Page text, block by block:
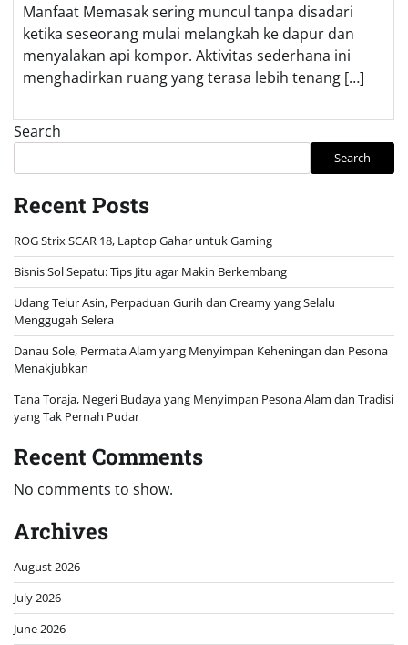
Manfaat Memasak sering muncul tanpa disadari
ketika seseorang mulai melangkah ke dapur dan
menyalakan api kompor. Aktivitas sederhana ini
menghadirkan ruang yang terasa lebih tenang […]
Search
Search
Recent Posts
ROG Strix SCAR 18, Laptop Gahar untuk Gaming
Bisnis Sol Sepatu: Tips Jitu agar Makin Berkembang
Udang Telur Asin, Perpaduan Gurih dan Creamy yang Selalu
Menggugah Selera
Danau Sole, Permata Alam yang Menyimpan Keheningan dan Pesona
Menakjubkan
Tana Toraja, Negeri Budaya yang Menyimpan Pesona Alam dan Tradisi
yang Tak Pernah Pudar
Recent Comments
No comments to show.
Archives
August 2026
July 2026
June 2026